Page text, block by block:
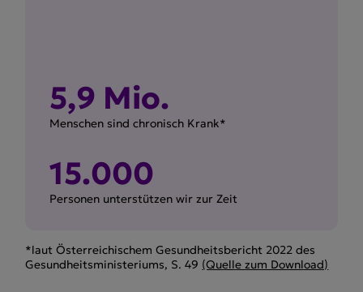
5,9 Mio.
Menschen sind chronisch Krank*
15.000
Personen unterstützen wir zur Zeit
*laut Österreichischem Gesundheitsbericht 2022 des
Gesundheitsministeriums, S. 49 (Quelle zum Download)